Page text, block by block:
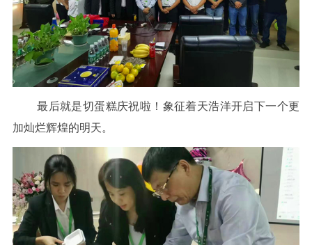
最后就是切蛋糕庆祝啦！象征着天浩洋开启下一个更
加灿烂辉煌的明天。